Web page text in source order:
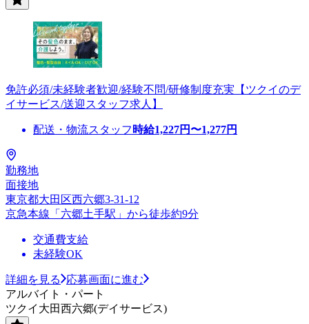
免許必須/未経験者歓迎/経験不問/研修制度充実【ツクイのデ
イサービス/送迎スタッフ求人】
配送・物流スタッフ 時給1,227円〜1,277円
勤務地
面接地
東京都大田区西六郷3-31-12
京急本線「六郷土手駅」から徒歩約9分
交通費支給
未経験OK
詳細を見る
応募画面に進む
アルバイト・パート
ツクイ大田西六郷(デイサービス)